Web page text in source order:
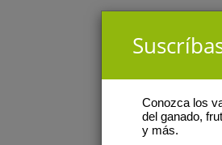
Conozca los
del ganado,
y más.